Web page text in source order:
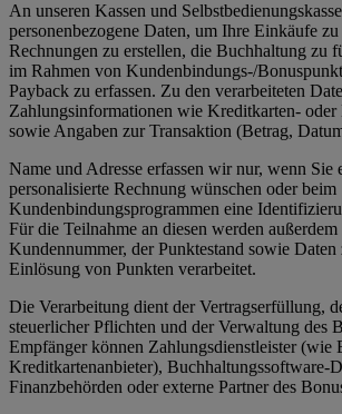
An unseren Kassen und
personenbezogene Daten, um Ihre Einkäufe zu
Rechnungen zu erstellen, die Buchhaltung zu
im Rahmen von Kundenbindungs-/
Payback zu erfassen. Zu den verarbeiteten
Zahlungsinformationen wie Kreditkarten-
sowie Angaben zur Transaktion (Betrag,
Name und Adresse erfassen wir nur, wenn Sie
personalisierte Rechnung wünschen oder beim
Kundenbindungsprogrammen eine
Für die Teilnahme an diesen werden außerdem
Kundennummer, der Punktestand sowie Daten
Einlösung von Punkten verarbeitet.
Die Verarbeitung dient der Vertragserfüllung,
steuerlicher Pflichten und der Verwaltung des
Empfänger können Zahlungsdienstleister (wie
Kreditkartenanbieter), Buchhaltungssoftware-
Finanzbehörden oder externe Partner des